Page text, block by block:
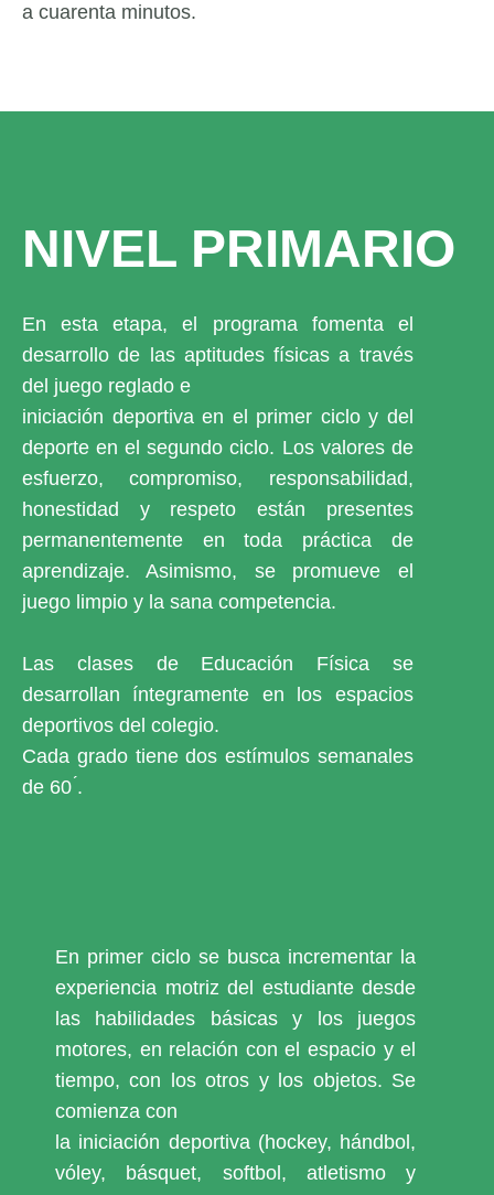
a cuarenta minutos.
NIVEL PRIMARIO
En esta etapa, el programa fomenta el
desarrollo de las aptitudes físicas a través
del juego reglado e
iniciación deportiva en el primer ciclo y del
deporte en el segundo ciclo. Los valores de
esfuerzo, compromiso, responsabilidad,
honestidad y respeto están presentes
permanentemente en toda práctica de
aprendizaje. Asimismo, se promueve el
juego limpio y la sana competencia.
Las clases de Educación Física se
desarrollan íntegramente en los espacios
deportivos del colegio.
Cada grado tiene dos estímulos semanales
de 60 ́.
En primer ciclo se busca incrementar la
experiencia motriz del estudiante desde
las habilidades básicas y los juegos
motores, en relación con el espacio y el
tiempo, con los otros y los objetos. Se
comienza con
la iniciación deportiva (hockey, hándbol,
vóley, básquet, softbol, atletismo y